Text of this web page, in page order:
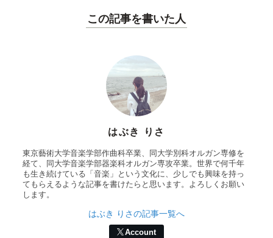
この記事を書いた人
はぶき りさ
東京藝術大学音楽学部作曲科卒業、同大学別科オルガン専修を
経て、同大学音楽学部器楽科オルガン専攻卒業。世界で何千年
も生き続けている「音楽」という文化に、少しでも興味を持っ
てもらえるような記事を書けたらと思います。よろしくお願い
します。
はぶき りさの記事一覧へ
Account